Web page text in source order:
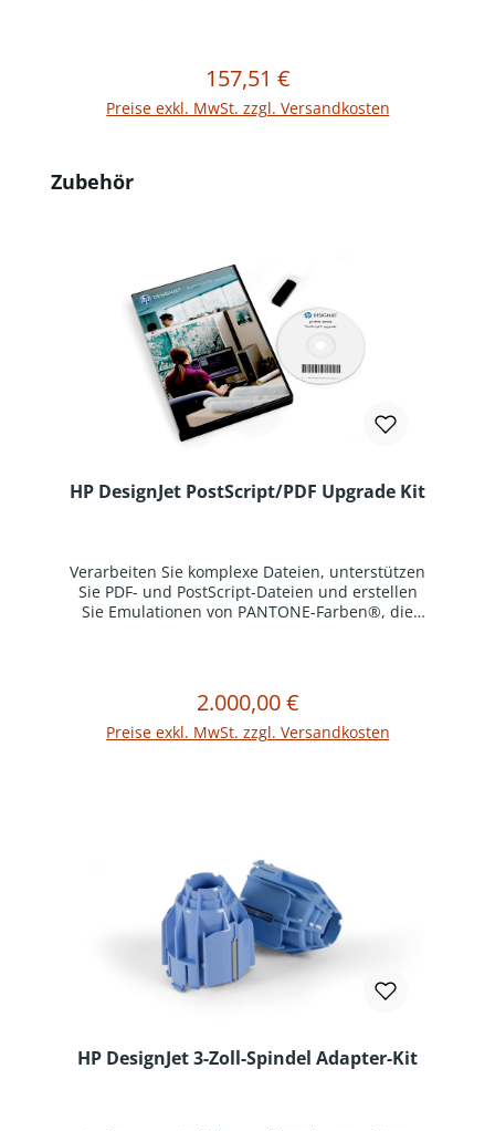
Regulärer Preis:
157,51 €
Preise exkl. MwSt. zzgl. Versandkosten
In den Warenkorb
Produktgalerie überspringen
Zubehör
HP DesignJet PostScript/PDF Upgrade Kit
Verarbeiten Sie komplexe Dateien, unterstützen
Sie PDF- und PostScript-Dateien und erstellen
Sie Emulationen von PANTONE-Farben®, die
(vormals Herstellernummer C0C66C)Kompatibel
mit:HP DesignJet T1700
Regulärer Preis:
2.000,00 €
Preise exkl. MwSt. zzgl. Versandkosten
In den Warenkorb
HP DesignJet 3-Zoll-Spindel Adapter-Kit